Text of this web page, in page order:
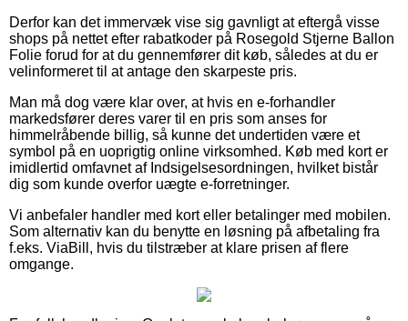
Derfor kan det immervæk vise sig gavnligt at eftergå visse
shops på nettet efter rabatkoder på Rosegold Stjerne Ballon
Folie forud for at du gennemfører dit køb, således at du er
velinformeret til at antage den skarpeste pris.
Man må dog være klar over, at hvis en e-forhandler
markedsfører deres varer til en pris som anses for
himmelråbende billig, så kunne det undertiden være et
symbol på en uoprigtig online virksomhed. Køb med kort er
imidlertid omfavnet af Indsigelsesordningen, hvilket bistår
dig som kunde overfor uægte e-forretninger.
Vi anbefaler handler med kort eller betalinger med mobilen.
Som alternativ kan du benytte en løsning på afbetaling fra
f.eks. ViaBill, hvis du tilstræber at klare prisen af flere
omgange.